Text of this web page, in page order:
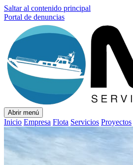
Saltar al contenido principal
Portal de denuncias
Abrir menú
Inicio Empresa Flota Servicios Proyectos